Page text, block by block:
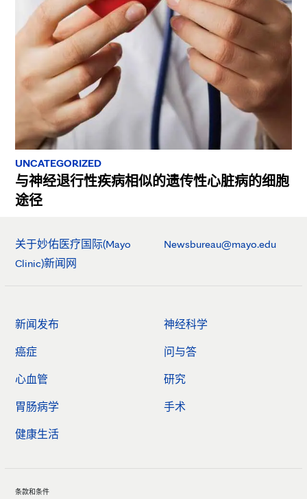
UNCATEGORIZED
与神经退行性疾病相似的遗传性心脏病的细胞
途径
关于妙佑医疗国际(Mayo
Clinic)新闻网
Newsbureau@mayo.edu
新闻发布
癌症
心血管
胃肠病学
健康生活
神经科学
问与答
研究
手术
条款和条件